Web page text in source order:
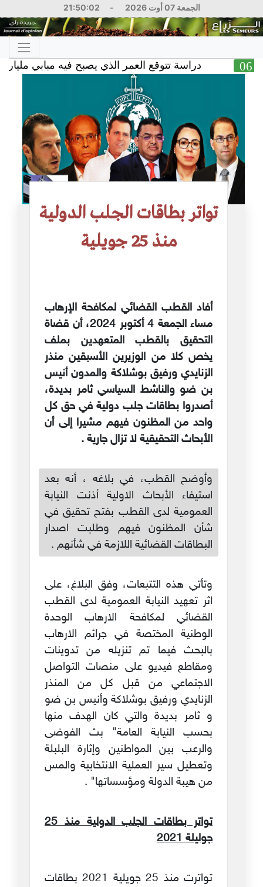
الجمعة 07 أوت 2026 -
21:50:03
دراسة تتوقع العمر الذي يصبح فيه مبابي مليارديرا
تواتر بطاقات الجلب الدولية
منذ 25 جويلية
أفاد القطب القضائي لمكافحة الإرهاب
مساء الجمعة 4 أكتوبر 2024، أن قضاة
التحقيق بالقطب المتعهدين بملف
يخص كلا من الوزيرين الأسبقين منذر
الزنايدي ورفيق بوشلاكة والمدون أنيس
بن ضو والناشط السياسي ثامر بديدة،
أصدروا بطاقات جلب دولية في حق كل
واحد من المظنون فيهم مشيرا إلى أن
الأبحاث التحقيقية لا تزال جارية .
وأوضح القطب، في بلاغه ، أنه بعد
استيفاء الأبحاث الاولية أذنت النيابة
العمومية لدى القطب بفتح تحقيق في
شأن المظنون فيهم وطلبت اصدار
البطاقات القضائية اللازمة في شأنهم .
وتأتي هذه التتبعات، وفق البلاغ، على
اثر تعهيد النيابة العمومية لدى القطب
القضائي لمكافحة الارهاب الوحدة
الوطنية المختصة في جرائم الارهاب
بالبحث فيما تم تنزيله من تدوينات
ومقاطع فيديو على منصات التواصل
الاجتماعي من قبل كل من المنذر
الزنايدي ورفيق بوشلاكة وأنيس بن ضو
و ثامر بديدة والتي كان الهدف منها
بحسب النيابة العامة" بث الفوضى
والرعب بين المواطنين وإثارة البلبلة
وتعطيل سير العملية الانتخابية والمس
من هيبة الدولة ومؤسساتها" .
تواتر بطاقات الجلب الدولية منذ 25
جوليلة 2021
تواترت منذ 25 جويلية 2021 بطاقات